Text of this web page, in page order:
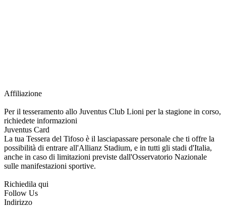
Affiliazione
Per il tesseramento allo Juventus Club Lioni per la stagione in corso,
richiedete informazioni
Juventus Card
La tua Tessera del Tifoso è il lasciapassare personale che ti offre la
possibilità di entrare all'Allianz Stadium, e in tutti gli stadi d'Italia,
anche in caso di limitazioni previste dall'Osservatorio Nazionale
sulle manifestazioni sportive.
Richiedila qui
Follow Us
Indirizzo